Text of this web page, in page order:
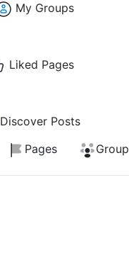
My Groups
Liked Pages
Discover Posts
Pages